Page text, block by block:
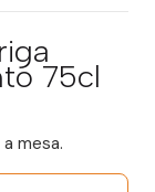
75cl
mesa.